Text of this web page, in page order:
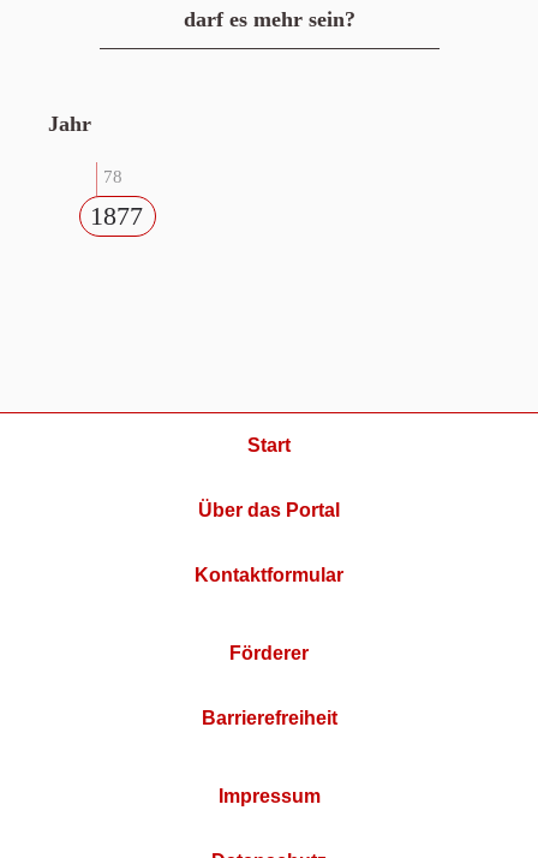
darf es mehr sein?
Jahr
78
1877
Start
Über das Portal
Kontaktformular
Förderer
Barrierefreiheit
Impressum